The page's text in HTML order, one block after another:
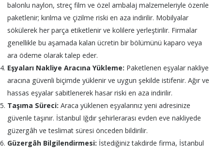
balonlu naylon, streç film ve özel ambalaj malzemeleriyle özenle
paketlenir; kırılma ve çizilme riski en aza indirilir. Mobilyalar
sökülerek her parça etiketlenir ve kolilere yerleştirilir. Firmalar
genellikle bu aşamada kalan ücretin bir bölümünü kaparo veya
ara ödeme olarak talep eder.
Eşyaları Nakliye Aracına Yükleme: Paketlenen eşyalar nakliye
aracına güvenli biçimde yüklenir ve uygun şekilde istifenir. Ağır ve
hassas eşyalar sabitlenerek hasar riski en aza indirilir.
Taşıma Süreci: Araca yüklenen eşyalarınız yeni adresinize
güvenle taşınır. İstanbul Iğdır şehirlerarası evden eve nakliyede
güzergâh ve teslimat süresi önceden bildirilir.
Güzergâh Bilgilendirmesi: İstediğiniz takdirde firma, İstanbul